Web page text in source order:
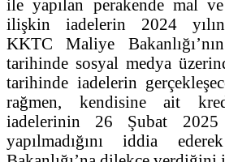
ile yapılan perakende mal
ilişkin iadelerin 2024
KKTC Maliye
tarihinde sosyal medya
tarihinde iadelerin
rağmen, kendisine ait
iadelerinin 26 Şubat
yapılmadığını iddia